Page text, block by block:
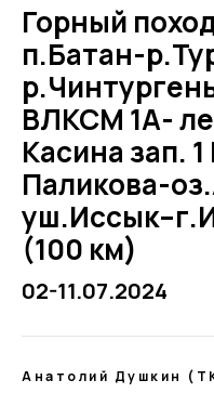
Горный
п.Батан-
ВЛКСМ 1А-
Касина зап.
Паликова-
(100 км)
02-11.07.2024
Анатолий Душкин